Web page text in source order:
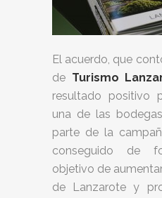
El acuerdo, que
de Turismo
resultado positivo
una de las
parte de la
conseguido de
objetivo de
de Lanzarote y